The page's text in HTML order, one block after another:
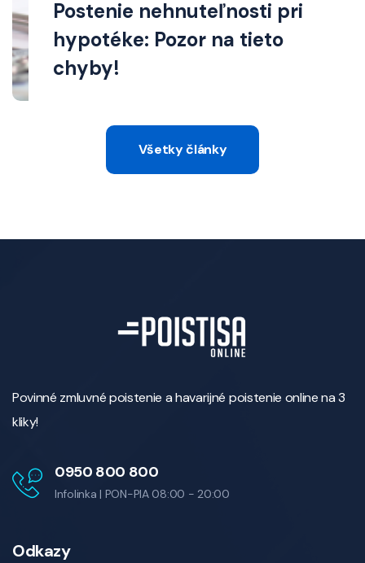
Postenie nehnuteľnosti pri
hypotéke: Pozor na tieto
chyby!
Všetky články
Povinné zmluvné poistenie a havarijné poistenie online na 3
kliky!
0950 800 800
Infolinka | PON-PIA 08:00 - 20:00
Odkazy